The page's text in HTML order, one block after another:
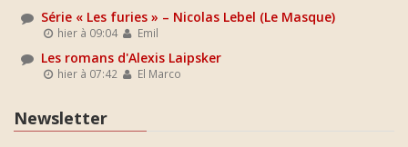
Série « Les furies » – Nicolas Lebel (Le Masque)
hier à 09:04 Emil
Les romans d'Alexis Laipsker
hier à 07:42 El Marco
Newsletter